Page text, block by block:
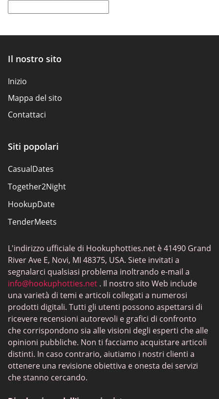
Il nostro sito
Inizio
Mappa del sito
Contattaci
Siti popolari
CasualDates
Together2Night
HookupDate
TenderMeets
L'indirizzo ufficiale di Hookuphotties.net è 41490 Grand
River Ave E, Novi, MI 48375, USA. Siete invitati a
segnalarci qualsiasi problema inoltrando e-mail a
info@hookuphotties.net . Il nostro sito Web include
una varietà di temi e articoli collegati a numerosi
prodotti digitali. Tutti gli utenti possono aspettarsi di
ricevere recensioni autorevoli e grafici di confronto
che corrispondono sia alle visioni degli esperti che alle
opinioni pubbliche. Non ti facciamo acquistare articoli
distinti. In caso contrario, aiutiamo i nostri clienti a
ottenere una revisione obiettiva e onesta dei servizi
che stanno cercando.